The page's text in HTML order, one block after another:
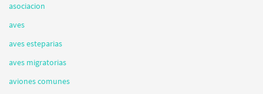
asociacion
aves
aves esteparias
aves migratorias
aviones comunes